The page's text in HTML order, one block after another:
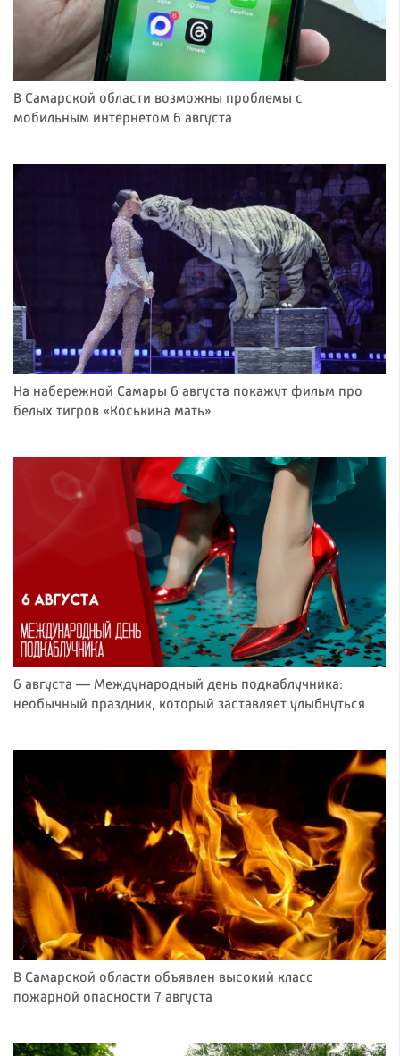
В Самарской области возможны проблемы с
мобильным интернетом 6 августа
На набережной Самары 6 августа покажут фильм про
белых тигров «Коськина мать»
6 августа — Международный день подкаблучника:
необычный праздник, который заставляет улыбнуться
В Самарской области объявлен высокий класс
пожарной опасности 7 августа